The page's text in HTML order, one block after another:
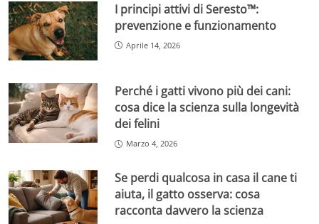
I principi attivi di Seresto™:
prevenzione e funzionamento
Aprile 14, 2026
Perché i gatti vivono più dei cani:
cosa dice la scienza sulla longevità
dei felini
Marzo 4, 2026
Se perdi qualcosa in casa il cane ti
aiuta, il gatto osserva: cosa
racconta davvero la scienza